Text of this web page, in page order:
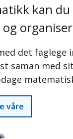
kan
det
saman med
våre